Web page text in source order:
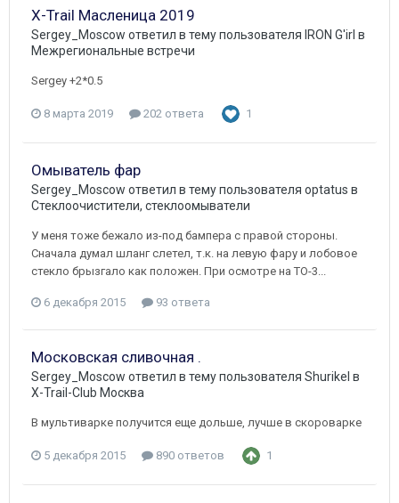
X-Trail Масленица 2019
Sergey_Moscow ответил в тему пользователя IRON G'irl в
Межрегиональные встречи
Sergey +2*0.5
8 марта 2019 202 ответа 1
Омыватель фар
Sergey_Moscow ответил в тему пользователя optatus в
Стеклоочистители, стеклоомыватели
У меня тоже бежало из-под бампера с правой стороны.
Сначала думал шланг слетел, т.к. на левую фару и лобовое
стекло брызгало как положен. При осмотре на ТО-3...
6 декабря 2015 93 ответа
Московская сливочная .
Sergey_Moscow ответил в тему пользователя Shurikel в
X-Trail-Club Москва
В мультиварке получится еще дольше, лучше в скороварке
5 декабря 2015 890 ответов 1